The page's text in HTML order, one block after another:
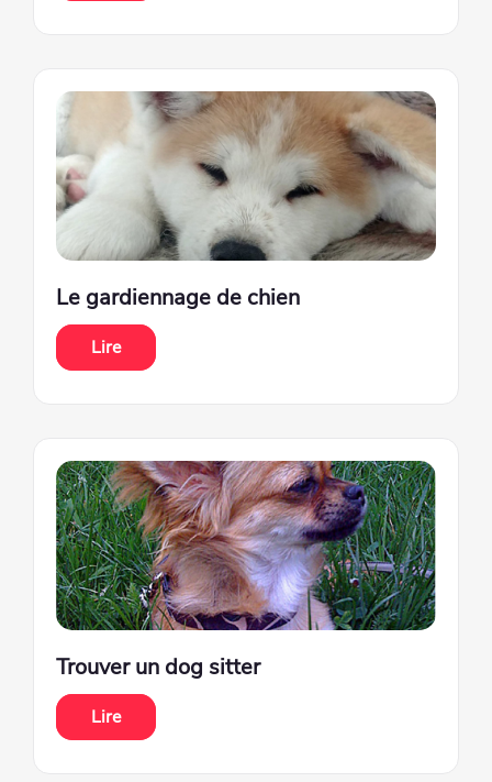
Le gardiennage de chien
Lire
Trouver un dog sitter
Lire